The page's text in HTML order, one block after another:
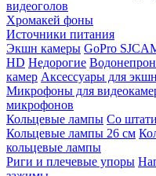
видеоголов
Хромакей фоны
Источники питания
Экшн камеры GoPro
HD Недорогие
камер Аксессуары для
Микрофоны для
микрофонов
Кольцевые лампы Со
Кольцевые лампы 26 см
кольцевые лампы
Риги и плечевые упоры